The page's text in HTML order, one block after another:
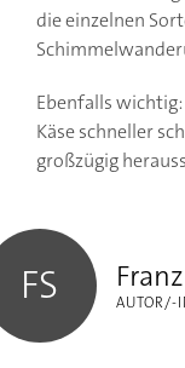
die einzelnen
Ebenfalls
Käse schneller
großzügig
FS AUTOR/-